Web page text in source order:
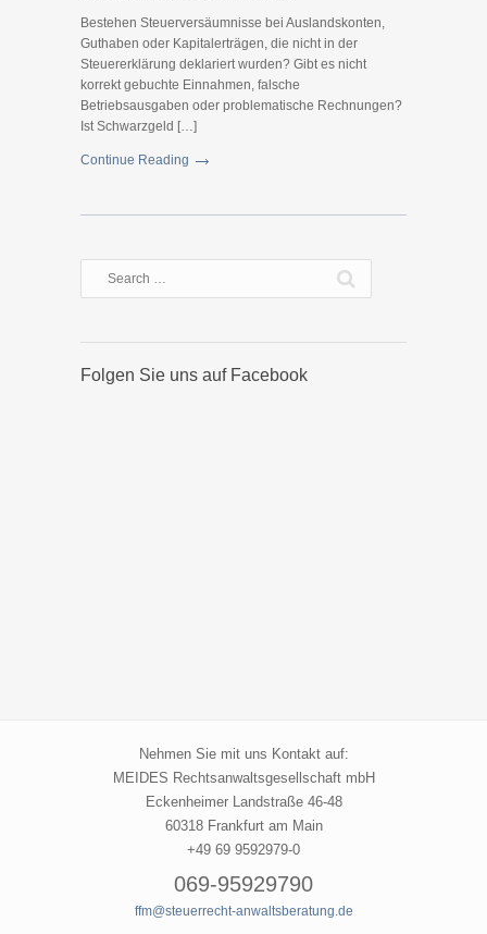
Bestehen Steuerversäumnisse bei Auslandskonten,
Guthaben oder Kapitalerträgen, die nicht in der
Steuererklärung deklariert wurden? Gibt es nicht
korrekt gebuchte Einnahmen, falsche
Betriebsausgaben oder problematische Rechnungen?
Ist Schwarzgeld […]
Continue Reading
Folgen Sie uns auf Facebook
Nehmen Sie mit uns Kontakt auf:
MEIDES Rechtsanwaltsgesellschaft mbH
Eckenheimer Landstraße 46-48
60318 Frankfurt am Main
+49 69 9592979-0
069-95929790
ffm@steuerrecht-anwaltsberatung.de